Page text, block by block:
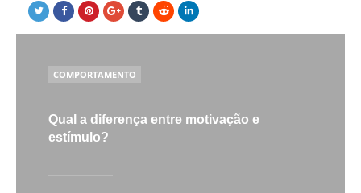
POSTED
COMPORTAMENTO
Qual a diferença entre motivação e
estímulo?